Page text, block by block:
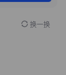
换一换